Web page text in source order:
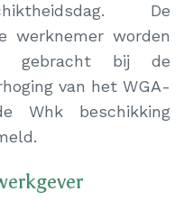
De
werknemer worden
gebracht bij de
van het WGA-
Whk beschikking